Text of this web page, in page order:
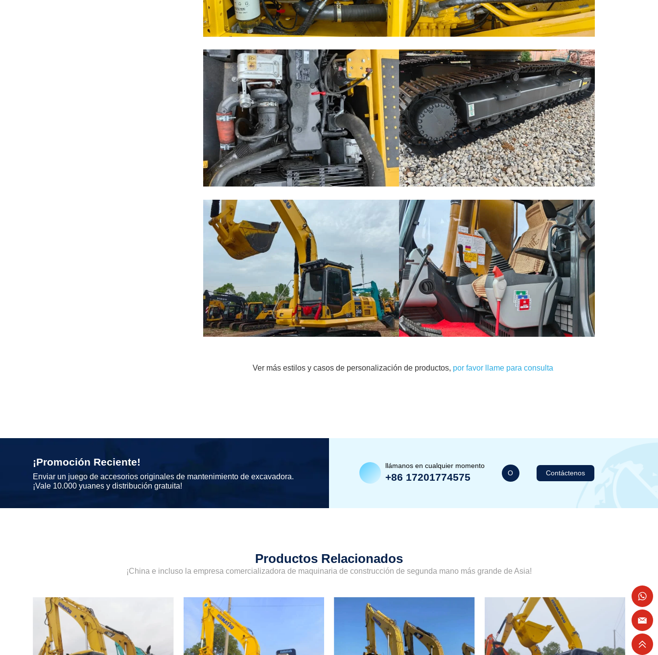
Ver más estilos y casos de personalización de productos, por favor llame para consulta
¡Promoción Reciente!
Enviar un juego de accesorios originales de mantenimiento de excavadora.
¡Vale 10.000 yuanes y distribución gratuita!
llámanos en cualquier momento
+86 17201774575 O Contáctenos
Productos Relacionados
¡China e incluso la empresa comercializadora de maquinaria de construcción de segunda mano más grande de Asia!